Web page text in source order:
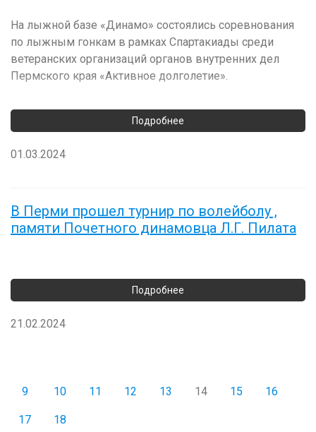
На лыжной базе «Динамо» состоялись соревнования
по лыжным гонкам в рамках Спартакиады среди
ветеранских организаций органов внутренних дел
Пермского края «Активное долголетие».
01.03.2024
В Перми прошел турнир по волейболу ,
памяти Почетного динамовца Л.Г. Пилата
21.02.2024
9 10 11 12 13 14 15 16
17 18